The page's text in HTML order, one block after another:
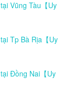
Vũng Tàu【Uy
Tp Bà Rịa【Uy
Đồng Nai【Uy